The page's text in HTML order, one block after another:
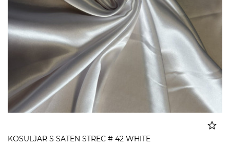
KOSULJAR S SATEN STREC # 42 WHITE